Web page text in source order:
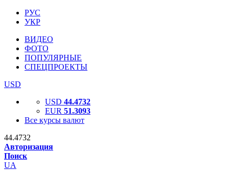
РУС
УКР
ВИДЕО
ФОТО
ПОПУЛЯРНЫЕ
СПЕЦПРОЕКТЫ
USD
USD 44.4732
EUR 51.3093
Все курсы валют
44.4732
Авторизация
Поиск
UA